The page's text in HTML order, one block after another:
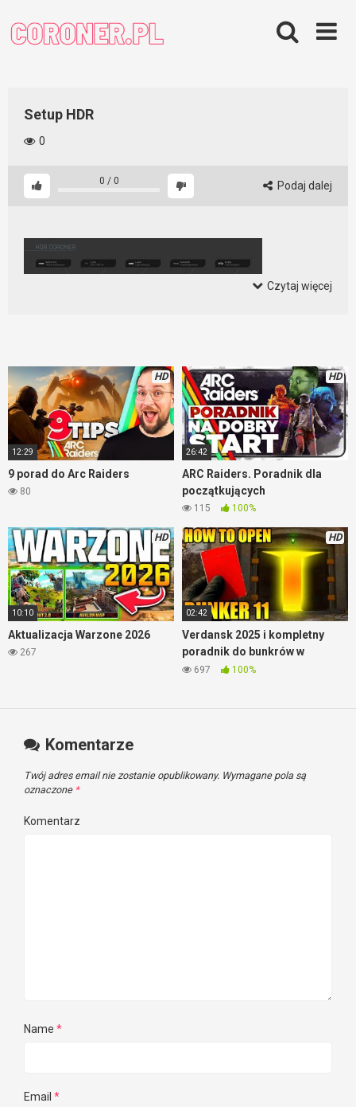
content
Setup HDR
0
0 / 0 Podaj dalej
Setup HDR
Czytaj więcej
HD
12:29
9 porad do Arc Raiders
80
HD
26:42
ARC Raiders. Poradnik dla
początkujących
115 100%
HD
10:10
Aktualizacja Warzone 2026
267
HD
02:42
Verdansk 2025 i kompletny
poradnik do bunkrów w
Warzone
697 100%
Komentarze
Twój adres email nie zostanie opublikowany. Wymagane pola są
oznaczone *
Komentarz
Name *
Email *